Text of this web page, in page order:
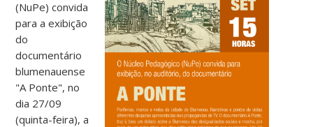
(NuPe) convida
para a exibição
do
documentário
blumenauense
"A Ponte", no
dia 27/09
(quinta-feira), a